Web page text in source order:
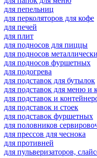
для пепельниц
для перколяторов для кофе
для печей
для плит
для подносов для пиццы
для подносов
для подносов фуршетных
для подогрева
для подставок для бутылок
для подставок для меню и
для подставок и
для подставок и стоек
для подставок фуршетных
для половников
для прессов для чеснока
для противней
для пульверизаторов,